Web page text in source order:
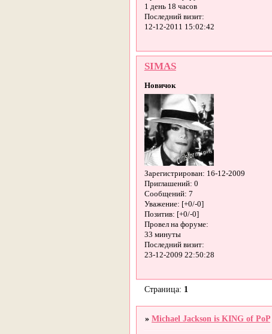
1 день 18 часов
Последний визит:
12-12-2011 15:02:42
SIMAS
Новичок
Зарегистрирован: 16-12-2009
Приглашений: 0
Сообщений: 7
Уважение: [+0/-0]
Позитив: [+0/-0]
Провел на форуме:
33 минуты
Последний визит:
23-12-2009 22:50:28
Страница: 1
»Michael Jackson is KING of PoP